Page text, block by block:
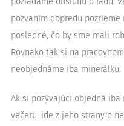
pozvaním dopredu
posledné, čo by sme mali
Rovnako tak si na
neobjednáme iba minerálku.
Ak si pozývajúci objedná
večeru, ide z jeho strany o